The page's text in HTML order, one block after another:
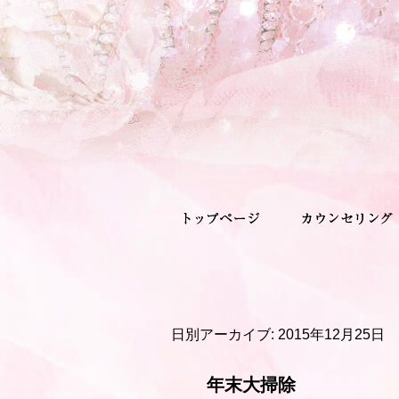
日別アーカイブ: 2015年12月25日
年末大掃除